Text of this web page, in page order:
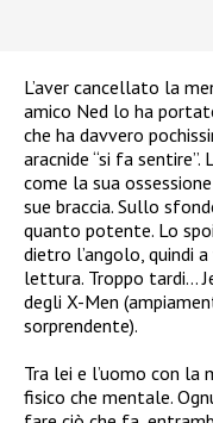
L’aver cancellato la
amico Ned lo ha
che ha davvero
aracnide “si fa
come la sua
sue braccia. Sullo
quanto potente. Lo
dietro l’angolo, quindi
lettura. Troppo tardi…
degli X-Men
sorprendente).
Tra lei e l’uomo con la
fisico che mentale.